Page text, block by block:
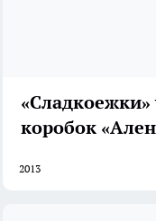
«Сладкоежки»
коробок
2013